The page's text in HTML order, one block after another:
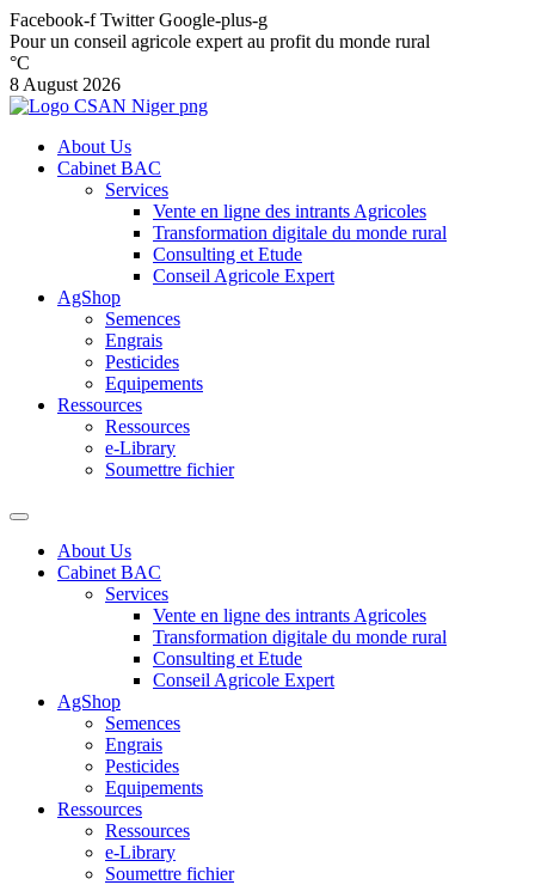
Facebook-f Twitter Google-plus-g
Pour un conseil agricole expert au profit du monde rural
°C
8 August 2026
About Us
Cabinet BAC
Services
Vente en ligne des intrants Agricoles
Transformation digitale du monde rural
Consulting et Etude
Conseil Agricole Expert
AgShop
Semences
Engrais
Pesticides
Equipements
Ressources
Ressources
e-Library
Soumettre fichier
About Us
Cabinet BAC
Services
Vente en ligne des intrants Agricoles
Transformation digitale du monde rural
Consulting et Etude
Conseil Agricole Expert
AgShop
Semences
Engrais
Pesticides
Equipements
Ressources
Ressources
e-Library
Soumettre fichier